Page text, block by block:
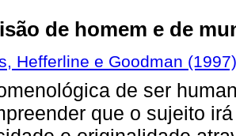
de homem e de
Hefferline e Goodman (1997)
de ser
que o sujeito